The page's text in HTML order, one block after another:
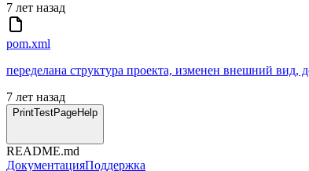
7 лет назад
pom.xml
переделана структура проекта, изменен внешний вид,
7 лет назад
PrintTestPageHelp
README.md
ДокументацияПоддержка